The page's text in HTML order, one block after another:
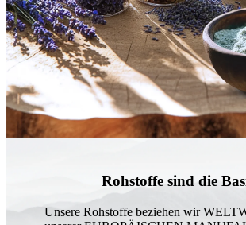
Rohstoffe sind die
Unsere Rohstoffe beziehen wir